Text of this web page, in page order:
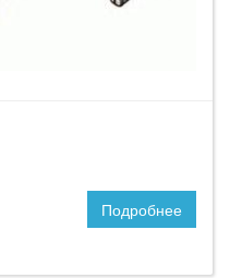
Подробнее